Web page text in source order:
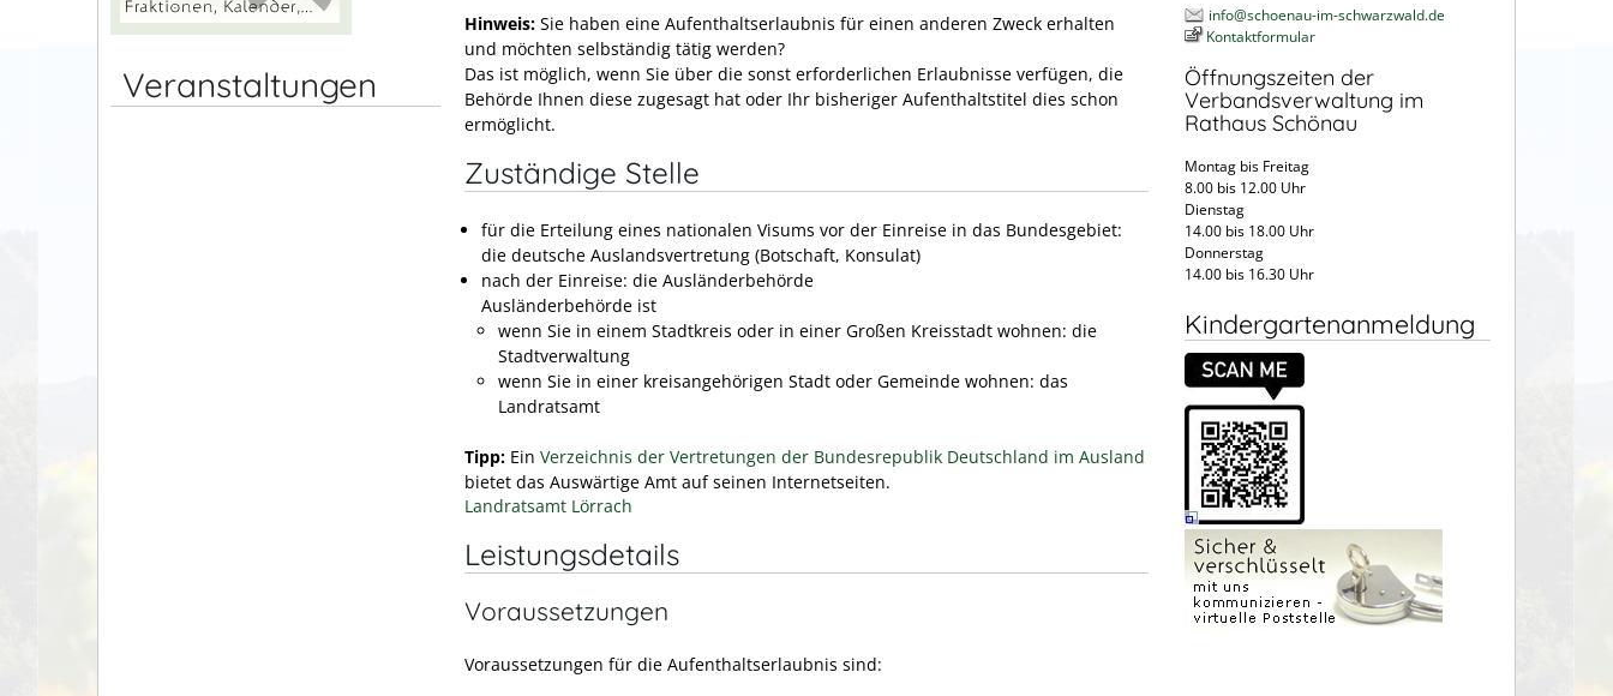
Veranstaltungen
Hinweis: Sie haben eine Aufenthaltserlaubnis für einen anderen Zweck erhalten
und möchten selbständig tätig werden?
Das ist möglich, wenn Sie über die sonst erforderlichen Erlaubnisse verfügen, die
Behörde Ihnen diese zugesagt hat oder Ihr bisheriger Aufenthaltstitel dies schon
ermöglicht.
Zuständige Stelle
für die Erteilung eines nationalen Visums vor der Einreise in das Bundesgebiet:
die deutsche Auslandsvertretung (Botschaft, Konsulat)
nach der Einreise: die Ausländerbehörde
Ausländerbehörde ist
wenn Sie in einem Stadtkreis oder in einer Großen Kreisstadt wohnen: die
Stadtverwaltung
wenn Sie in einer kreisangehörigen Stadt oder Gemeinde wohnen: das
Landratsamt
Tipp: Ein Verzeichnis der Vertretungen der Bundesrepublik Deutschland im Ausland
bietet das Auswärtige Amt auf seinen Internetseiten.
Landratsamt Lörrach
Leistungsdetails
Voraussetzungen
Voraussetzungen für die Aufenthaltserlaubnis sind:
info@schoenau-im-schwarzwald.de
Kontaktformular
Öffnungszeiten der
Verbandsverwaltung im
Rathaus Schönau
Montag bis Freitag
8.00 bis 12.00 Uhr
Dienstag
14.00 bis 18.00 Uhr
Donnerstag
14.00 bis 16.30 Uhr
Kindergartenanmeldung